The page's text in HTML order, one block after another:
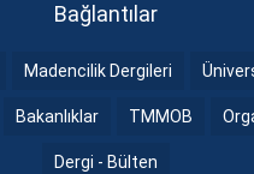
Bağlantılar
Madencilik Dergileri
Bakanlıklar TMMOB
Dergi - Bülten